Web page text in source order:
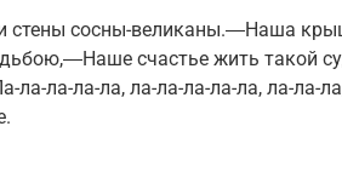
сосны-великаны.―Наша
счастье жить такой
ла-ла-ла-ла, ла-ла-ла-ла-ла, ла-ла-